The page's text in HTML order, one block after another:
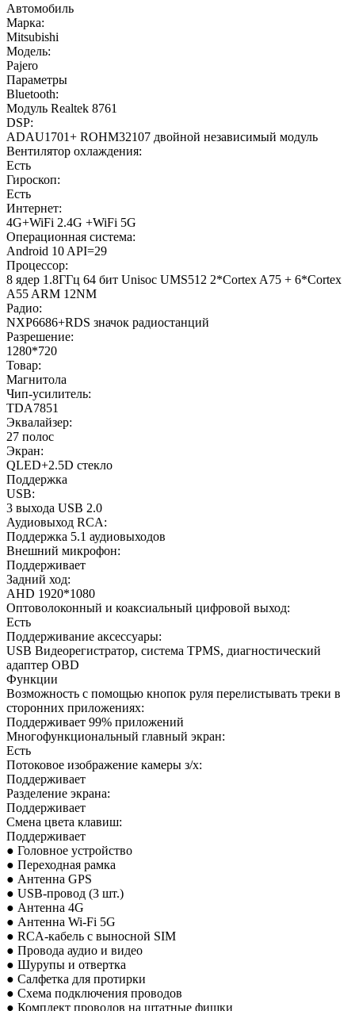
Автомобиль
Марка:
Mitsubishi
Модель:
Pajero
Параметры
Bluetooth:
Модуль Realtek 8761
DSP:
ADAU1701+ ROHM32107 двойной независимый модуль
Вентилятор охлаждения:
Есть
Гироскоп:
Есть
Интернет:
4G+WiFi 2.4G +WiFi 5G
Операционная система:
Android 10 API=29
Процессор:
8 ядер 1.8ГГц 64 бит Unisoc UMS512 2*Cortex A75 + 6*Cortex
A55 ARM 12NM
Радио:
NXP6686+RDS значок радиостанций
Разрешение:
1280*720
Товар:
Магнитола
Чип-усилитель:
TDA7851
Эквалайзер:
27 полос
Экран:
QLED+2.5D стекло
Поддержка
USB:
3 выхода USB 2.0
Аудиовыход RCA:
Поддержка 5.1 аудиовыходов
Внешний микрофон:
Поддерживает
Задний ход:
AHD 1920*1080
Оптоволоконный и коаксиальный цифровой выход:
Есть
Поддерживание аксессуары:
USB Видеорегистратор, система TPMS, диагностический
адаптер OBD
Функции
Возможность с помощью кнопок руля перелистывать треки в
сторонних приложениях:
Поддерживает 99% приложений
Многофункциональный главный экран:
Есть
Потоковое изображение камеры з/х:
Поддерживает
Разделение экрана:
Поддерживает
Смена цвета клавиш:
Поддерживает
● Головное устройство
● Переходная рамка
● Антенна GPS
● USB-провод (3 шт.)
● Антенна 4G
● Антенна Wi-Fi 5G
● RCA-кабель с выносной SIM
● Провода аудио и видео
● Шурупы и отвертка
● Салфетка для протирки
● Схема подключения проводов
● Комплект проводов на штатные фишки